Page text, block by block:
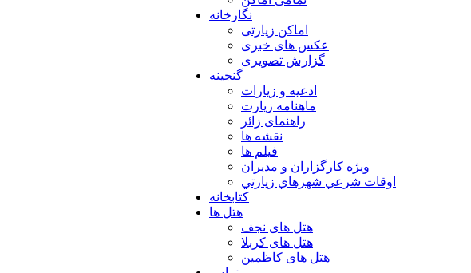
نگارخانه
اماکن زیارتی
عکس های خبری
گزارش تصویری
گنجینه
ادعیه و زیارات
ماهنامه زیارت
راهنمای زائر
نقشه ها
فیلم ها
ويژه كارگزاران و مديران
اوقات شرعي شهرهاي زيارتي
کتابخانه
هتل ها
هتل های نجف
هتل های کربلا
هتل های کاظمین